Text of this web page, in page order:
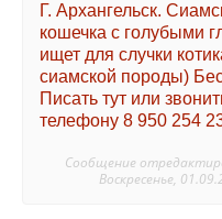
Г. Архангельск.
кошечка с голубыми
ищет для случки
сиамской породы)
Писать тут или
телефону 8 950 254
Сообщение
Воскресенье,